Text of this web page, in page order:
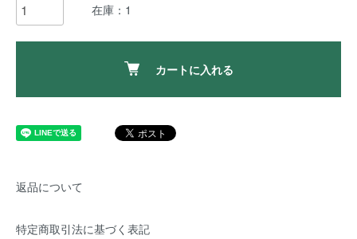
在庫：1
カートに入れる
返品について
特定商取引法に基づく表記